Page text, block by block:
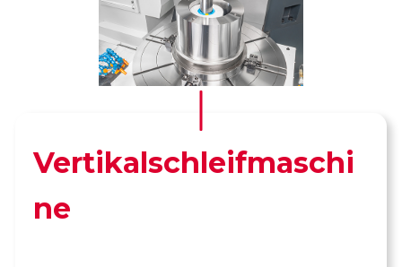
Vertikalschleifmaschi
ne